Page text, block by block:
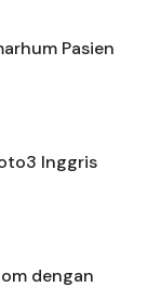
Pasien
Inggris
dengan